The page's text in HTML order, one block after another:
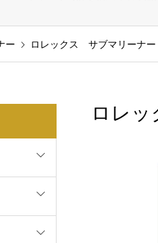
ー ロレックス サブマリーナ
ロレ